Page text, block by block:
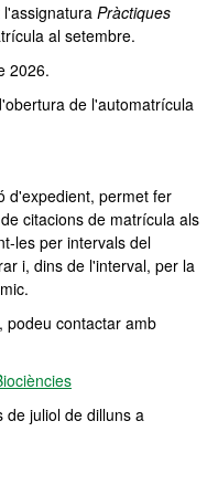
Pràctiques
al setembre.
2026.
de l'automatrícula
d'expedient, permet fer
citacions de matrícula als
les per intervals del
i, dins de l'interval, per la
podeu contactar amb
de juliol de dilluns a